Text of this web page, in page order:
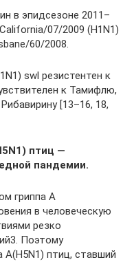
в эпидсезоне 2011–
07/2009 (H1N1)
60/2008.
swl резистентен к
к Тамифлю,
[13–16, 18,
птиц —
пандемии.
гриппа А
в человеческую
резко
Поэтому
А(H5N1) птиц, ставший